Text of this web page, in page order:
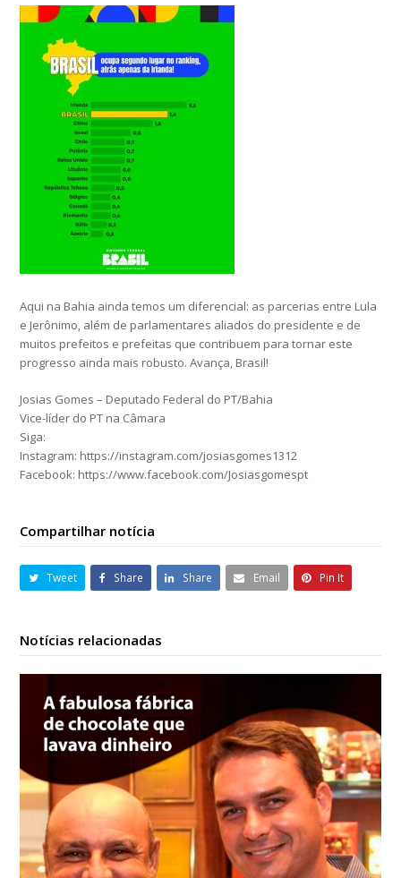
Aqui na Bahia ainda temos um diferencial: as parcerias entre Lula
e Jerônimo, além de parlamentares aliados do presidente e de
muitos prefeitos e prefeitas que contribuem para tornar este
progresso ainda mais robusto. Avança, Brasil!
Josias Gomes – Deputado Federal do PT/Bahia
Vice-líder do PT na Câmara
Siga:
Instagram: https://instagram.com/josiasgomes1312
Facebook: https://www.facebook.com/Josiasgomespt
Compartilhar notícia
Tweet Share Share Email Pin It
Notícias relacionadas